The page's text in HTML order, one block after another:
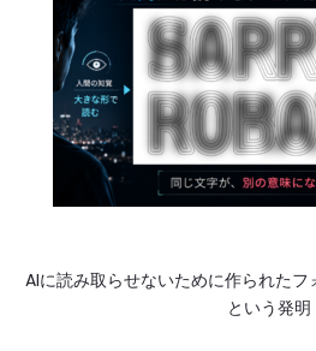
AIに読み取らせないために作られた
という発明